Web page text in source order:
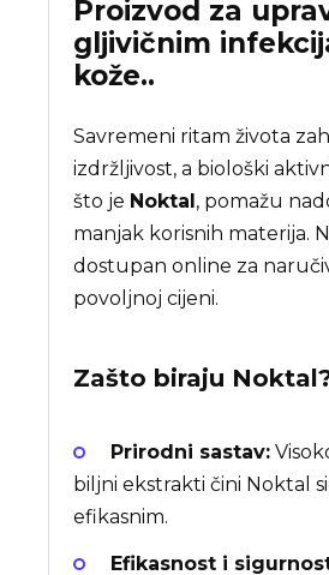
Proizvod za
gljivičnim
kože..
Savremeni ritam života
izdržljivost, a biološki
što je Noktal , pomažu
manjak korisnih materija.
dostupan online za
povoljnoj cijeni.
Zašto biraju Noktal
Prirodni sastav:
biljni ekstrakti čini Noktal
efikasnim.
Efikasnost i